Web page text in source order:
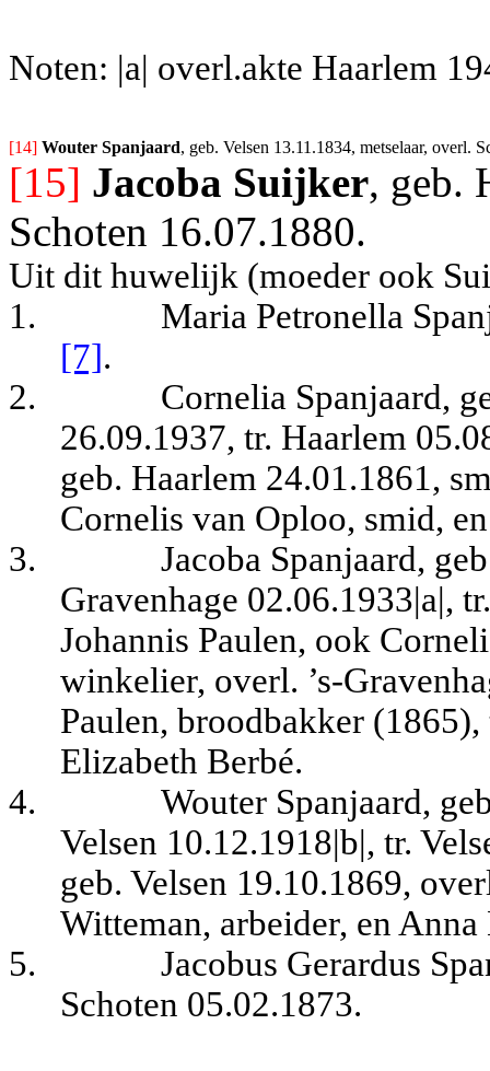
Noten: |a| overl.akte Haarlem
[14] Wouter Spanjaard, geb. Velsen 13.11.1834, metselaar, overl.
[15] Jacoba Suijker, geb.
Schoten 16.07.1880.
Uit dit huwelijk (moeder ook
1.
Maria Petronella
[7].
2.
Cornelia Spanjaard,
26.09.1937, tr. Haarlem
geb. Haarlem 24.01.1861,
Cornelis van Oploo, smid,
3.
Jacoba Spanjaard,
Gravenhage 02.06.1933|a|,
Johannis Paulen, ook
winkelier, overl. ’s-
Paulen, broodbakker
Elizabeth Berbé.
4.
Wouter Spanjaard,
Velsen 10.12.1918|b|, tr.
geb. Velsen 19.10.1869,
Witteman, arbeider, en
5.
Jacobus Gerardus
Schoten 05.02.1873.